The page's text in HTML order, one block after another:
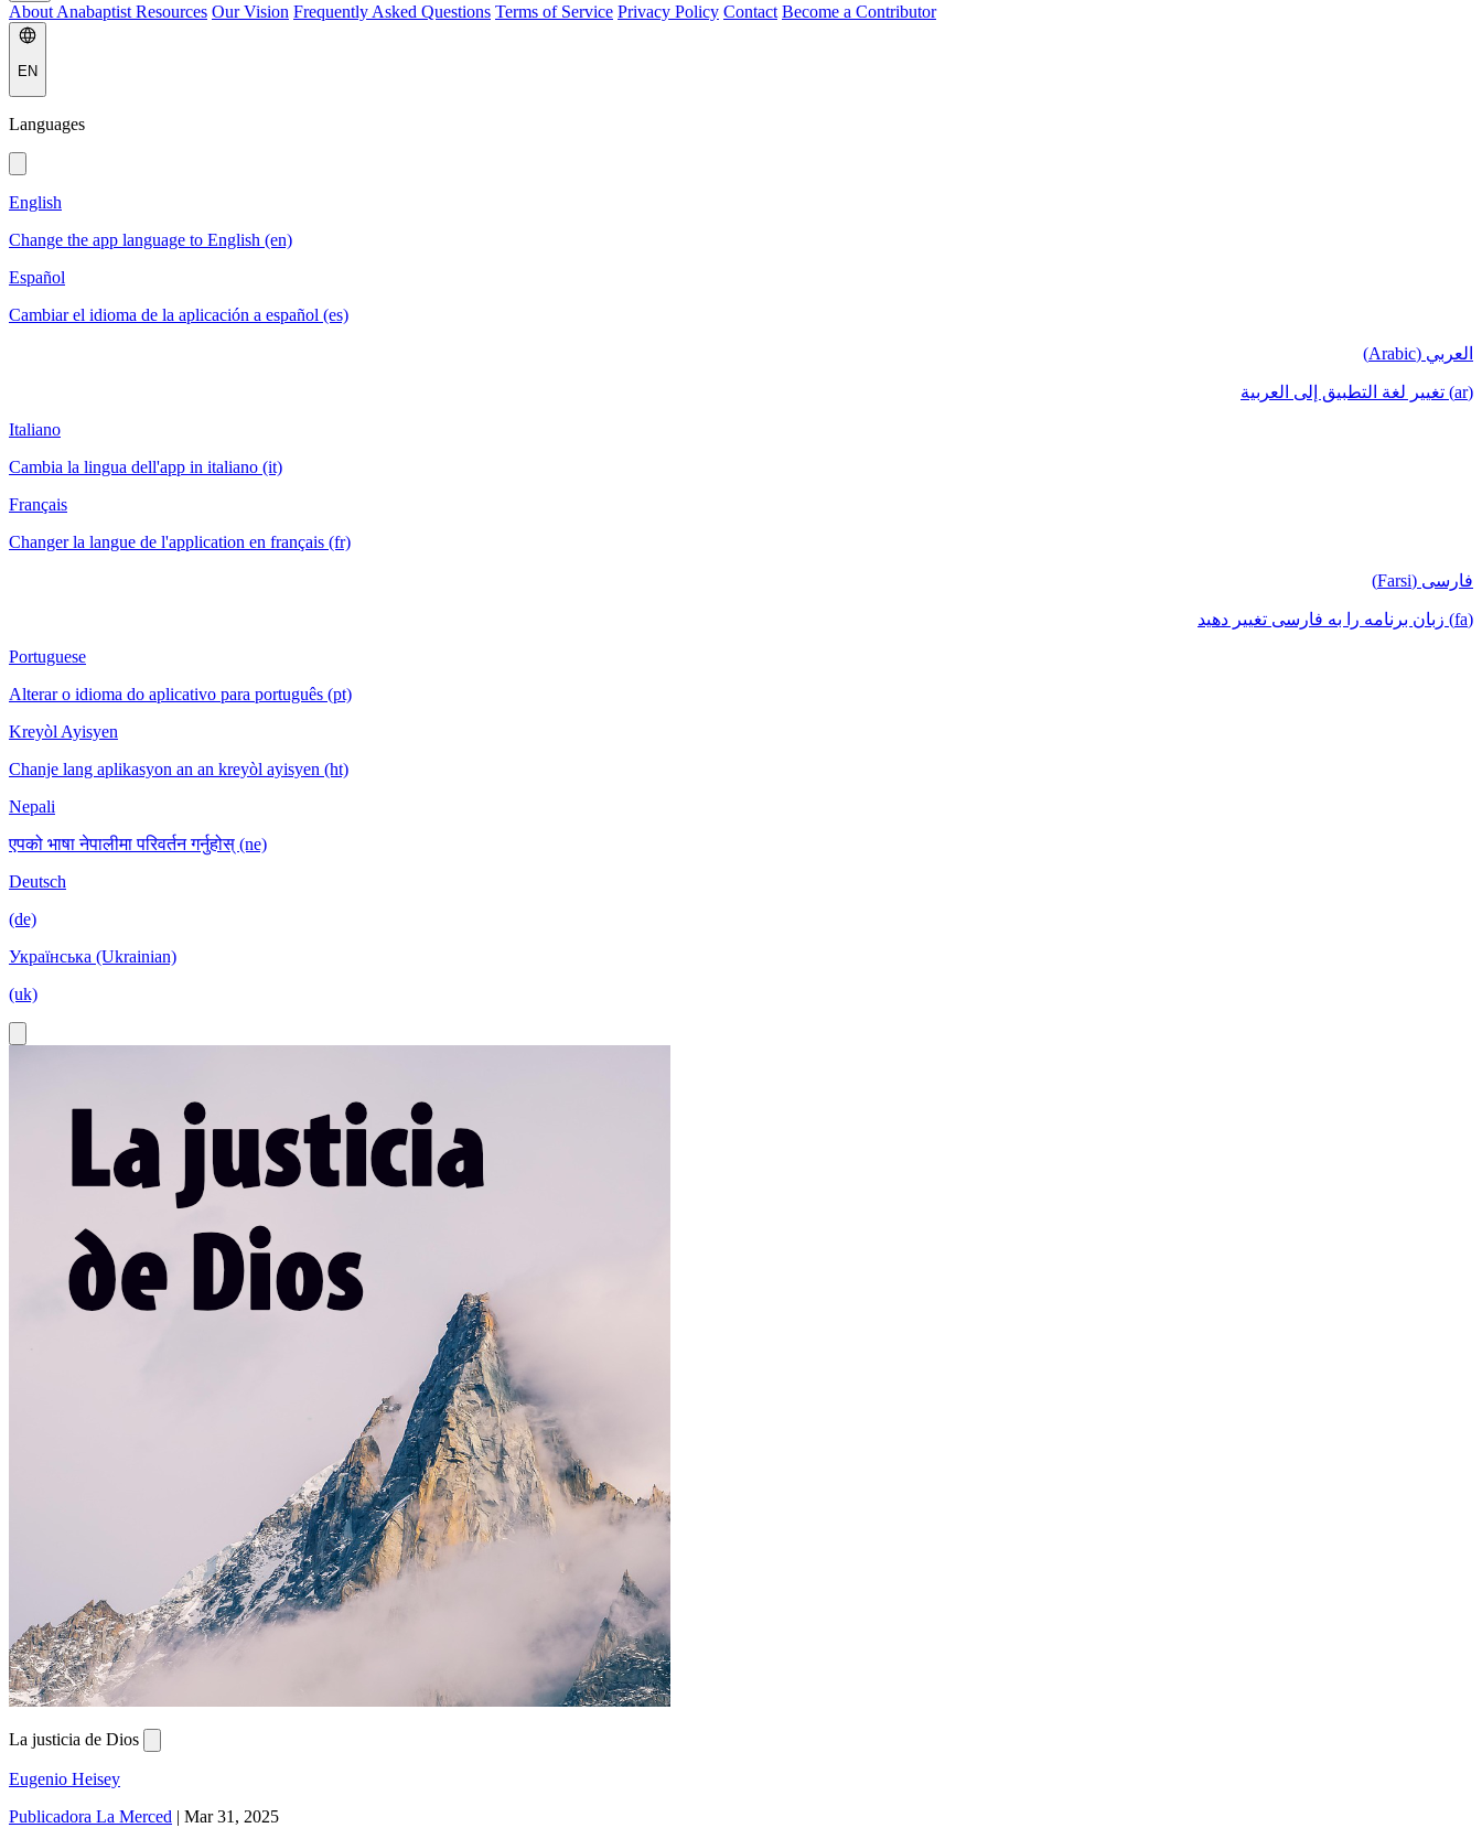
About Anabaptist Resources Our Vision Frequently Asked Questions Terms of Service Privacy Policy Contact Become a Contributor
EN
Languages
English
Change the app language to English (en)
Español
Cambiar el idioma de la aplicación a español (es)
العربي (Arabic)
(ar) تغيير لغة التطبيق إلى العربية
Italiano
Cambia la lingua dell'app in italiano (it)
Français
Changer la langue de l'application en français (fr)
فارسی (Farsi)
(fa) زبان برنامه را به فارسی تغییر دهید
Portuguese
Alterar o idioma do aplicativo para português (pt)
Kreyòl Ayisyen
Chanje lang aplikasyon an an kreyòl ayisyen (ht)
Nepali
एपको भाषा नेपालीमा परिवर्तन गर्नुहोस् (ne)
Deutsch
(de)
Українська (Ukrainian)
(uk)
La justicia de Dios
Eugenio Heisey
Publicadora La Merced | Mar 31, 2025